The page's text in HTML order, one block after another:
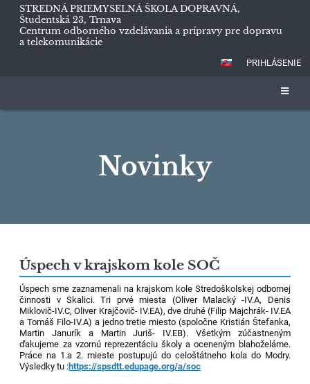
STREDNÁ PRIEMYSELNÁ ŠKOLA DOPRAVNÁ,
Študentská 23, Trnava
Centrum odborného vzdelávania a prípravy pre dopravu
a telekomunikácie
PRIHLÁSENIE
Novinky
Úspech v krajskom kole SOČ
Úspech sme zaznamenali na krajskom kole Stredoškolskej odbornej
činnosti v Skalici. Tri prvé miesta (Oliver Malacký -IV.A, Denis
Miklovič-IV.C, Oliver Krajčovič- IV.EA), dve druhé (Filip Majchrák- IV.EA
a Tomáš Filo-IV.A) a jedno tretie miesto (spoločne Kristián Štefanka,
Martin Janurík a Martin Juriš- IV.EB). Všetkým zúčastneným
ďakujeme za vzornú reprezentáciu školy a oceneným blahoželáme.
Práce na 1.a 2. mieste postupujú do celoštátneho kola do Modry.
Výsledky tu :https://spsdtt.edupage.org/a/soc